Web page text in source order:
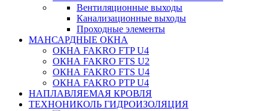
Вентиляционные выходы
Канализационные выходы
Проходные элементы
МАНСАРДНЫЕ ОКНА
ОКНА FAKRO FTP U4
ОКНА FAKRO FTS U2
ОКНА FAKRO FTS U4
ОКНА FAKRO PTP U4
НАПЛАВЛЯЕМАЯ КРОВЛЯ
ТЕХНОНИКОЛЬ ГИДРОИЗОЛЯЦИЯ